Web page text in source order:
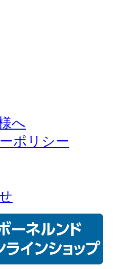
へ
ポリシー